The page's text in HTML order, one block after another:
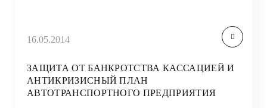
16.05.2014
ЗАЩИТА ОТ БАНКРОТСТВА КАССАЦИЕЙ И
АНТИКРИЗИСНЫЙ ПЛАН
АВТОТРАНСПОРТНОГО ПРЕДПРИЯТИЯ